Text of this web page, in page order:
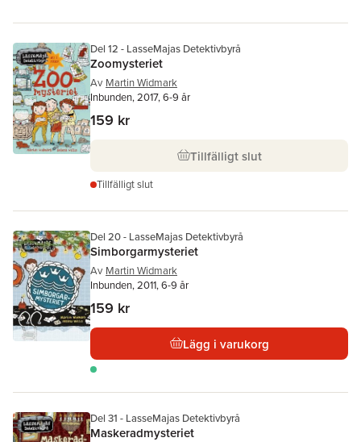
Del 12 - LasseMajas Detektivbyrå
Zoomysteriet
Av Martin Widmark
Inbunden, 2017, 6-9 år
159 kr
Tillfälligt slut
Tillfälligt slut
Del 20 - LasseMajas Detektivbyrå
Simborgarmysteriet
Av Martin Widmark
Inbunden, 2011, 6-9 år
159 kr
Lägg i varukorg
Del 31 - LasseMajas Detektivbyrå
Maskeradmysteriet